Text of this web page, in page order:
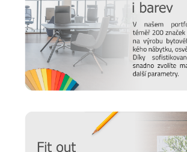
Prodlužte životnost nábytku